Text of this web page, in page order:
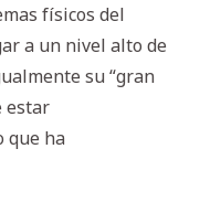
físicos del
a un nivel alto de
su “gran
estar
que ha